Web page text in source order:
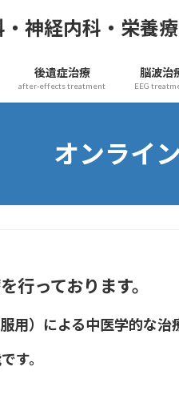
神経内科・栄養
後遺症治療
after-effects treatment
脳波治
EEG
オンライ
行っております。
用）による中医学的な治
す。